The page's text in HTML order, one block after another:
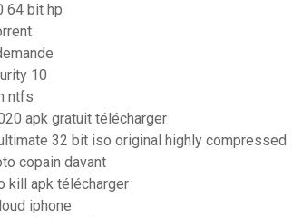
64 bit hp
10
ntfs
apk gratuit télécharger
32 bit iso original highly compressed
copain davant
kill apk télécharger
iphone